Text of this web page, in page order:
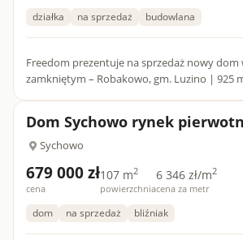
działka na sprzedaż budowlana
Freedom prezentuje na sprzedaż nowy
zamkniętym – Robakowo, gm. Luzino | 925
Dom Sychowo rynek
Sychowo
679 000 zł
cena
107 m2
powierzchnia
6 346 zł/m2
cena za metr
dom na sprzedaż bliźniak